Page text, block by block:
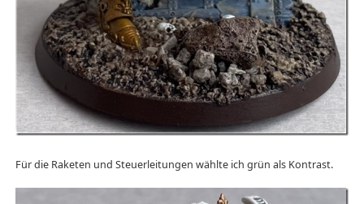
Für die Raketen und Steuerleitungen wählte ich grün als Kontrast.